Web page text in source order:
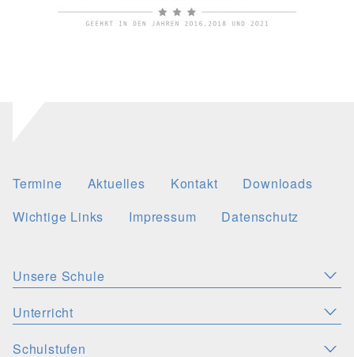
Termine Aktuelles Kontakt
Downloads
Wichtige Links
Impressum Datenschutz
Unsere Schule
Aktuelles
KONZEPTE
Christliche Akzente
Unterricht
SPRACHEN
Schulstufen